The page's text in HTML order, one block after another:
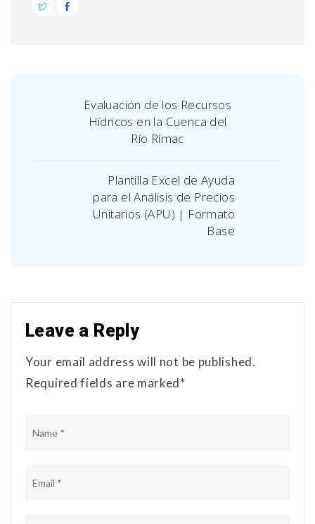
Evaluación de los Recursos
Hídricos en la Cuenca del
Río Rímac
Plantilla Excel de Ayuda
para el Análisis de Precios
Unitarios (APU) | Formato
Base
Leave a Reply
Your email address will not be published.
Required fields are marked*